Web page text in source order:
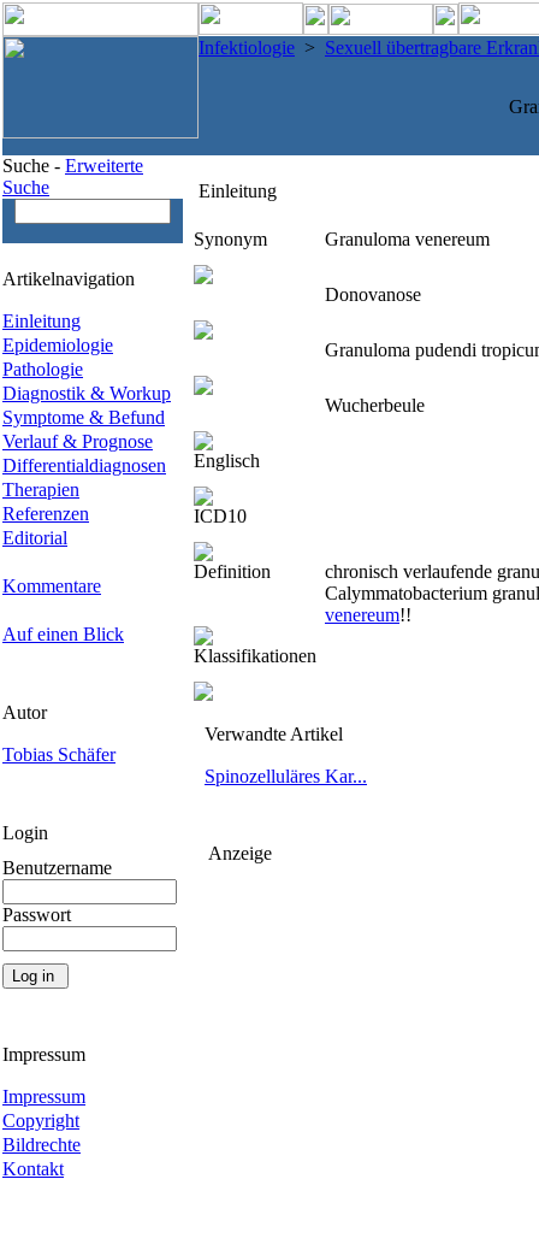
Infektiologie > Sexuell übertragbare
Suche - Erweiterte
Suche
Artikelnavigation
Einleitung
Epidemiologie
Pathologie
Diagnostik & Workup
Symptome & Befund
Verlauf & Prognose
Differentialdiagnosen
Therapien
Referenzen
Editorial
Kommentare
Auf einen Blick
Autor
Tobias Schäfer
Login
Benutzername
Passwort
Impressum
Impressum
Copyright
Bildrechte
Kontakt
Einleitung
Synonym Granuloma venereum
Donovanose
Granuloma pudendi
Wucherbeule
Englisch
ICD10
Definition
chronisch verlaufende
Calymmatobacterium
venereum!!
Klassifikationen
Verwandte Artikel
Spinozelluläres Kar...
Anzeige